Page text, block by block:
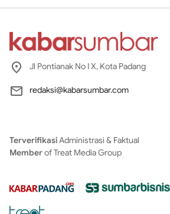
Jl Pontianak No I X, Kota Padang
redaksi@kabarsumbar.com
TerverifikasiAdministrasi & Faktual
Memberof Treat Media Group